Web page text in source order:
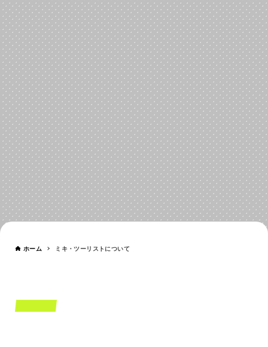
ミキ・ツーリストについて
ABOUT US
ホーム ミキ・ツーリストについて